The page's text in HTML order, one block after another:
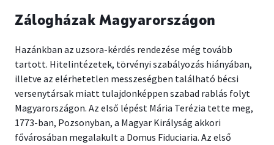
Zálogházak Magyarországon
Hazánkban az uzsora-kérdés rendezése még tovább
tartott. Hitelintézetek, törvényi szabályozás hiányában,
illetve az elérhetetlen messzeségben található bécsi
versenytársak miatt tulajdonképpen szabad rablás folyt
Magyarországon. Az első lépést Mária Terézia tette meg,
1773-ban, Pozsonyban, a Magyar Királyság akkori
fővárosában megalakult a Domus Fiduciaria. Az első